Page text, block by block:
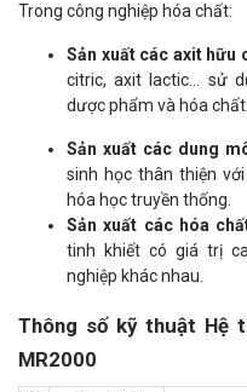
Trong công nghiệp hóa chất:
Sản xuất các axit hữu
citric, axit lactic... sử
dược phẩm và hóa chất.
Sản xuất các dung
sinh học thân thiện
hóa học truyền thống.
Sản xuất các hóa
tinh khiết có giá trị
nghiệp khác nhau.
Thông số kỹ thuật Hệ
MR2000